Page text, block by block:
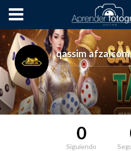
Cursos OnLine
qassim afzalcom,
0
Siguiendo